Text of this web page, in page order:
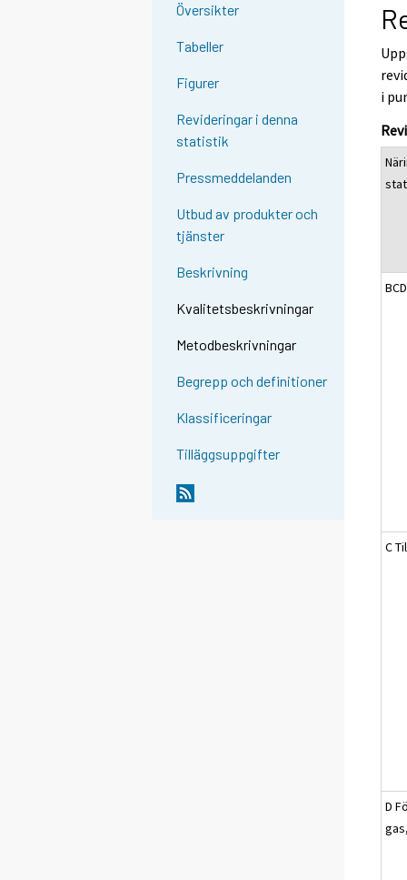
Översikter
Tabeller
Figurer
Revideringar i denna
statistik
Pressmeddelanden
Utbud av produkter och
tjänster
Beskrivning
Kvalitetsbeskrivningar
Metodbeskrivningar
Begrepp och definitioner
Klassificeringar
Tilläggsuppgifter
i
C
D